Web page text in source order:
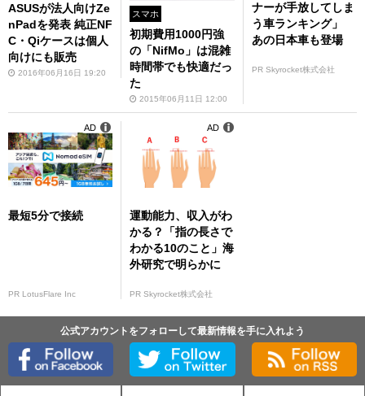
ASUSが法人向けZe
nPadを発表 純正NF
C・Qiケースは個人
向けにも販売
2016年06月16日 19:20
スマホ
初期費用1000円強
の「NifMo」は混雑
時間帯でも快適だっ
た
2015年06月11日 12:00
ナーが手放してしま
う車ランキング」
あの日本車も登場
PR Skyrocket株式会社
最短5分で接続
PR LotusFlare Inc
AD
運動能力、収入がわ
かる？「指の長さで
わかる10のこと」海
外研究で明らかに
PR Skyrocket株式会社
AD
公式アカウントをフォローして最新情報を手に入れよう